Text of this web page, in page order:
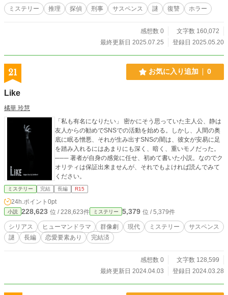
ミステリー 推理 探偵 刑事 サスペンス 謎 復讐 ホラー
感想数 0
文字数 160,072
最終更新日 2025.07.25
登録日 2025.05.20
21 お気に入り追加 0
Like
橘華 玲慧
「私も有名になりたい」 密かにそう思っていた主人公、静は
友人からの勧めでSNSでの活動を始める。しかし、人間の奥
底に眠る憎悪、それが生み出すSNSの闇は、彼女が安易に足
を踏み入れるにはあまりにも深く、暗く、重いモノだった。
─── 著者が自身の感覚に任せ、初めて書いた小説。なのでク
オリティは保証出来ませんが、それでもよければ読んでみて
ください。
ミステリー 完結 長編 R15
24h.ポイント 0pt
小説 228,623 位 / 228,623件 ミステリー 5,379 位 / 5,379件
シリアス ヒューマンドラマ 群像劇 現代 ミステリー
サスペンス
謎
長編 恋愛要素あり 完結済
感想数 0
文字数 128,599
最終更新日 2024.04.03
登録日 2024.03.28